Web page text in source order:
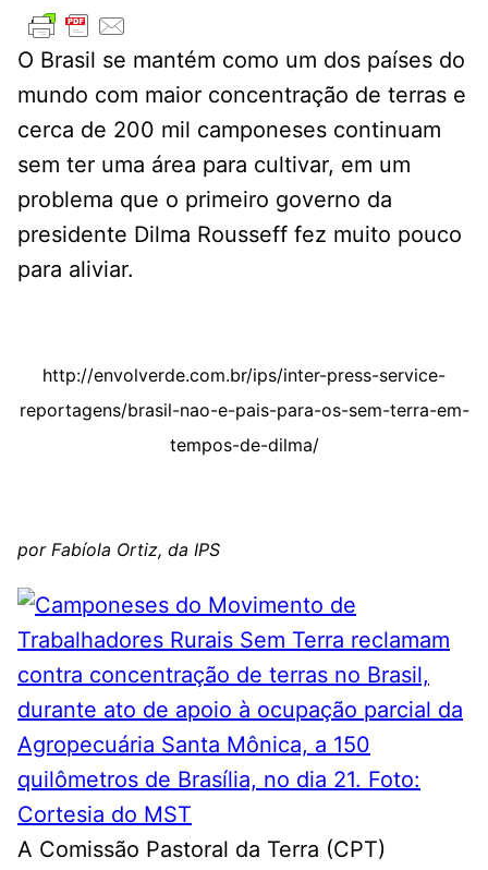
O Brasil se mantém como um dos países do
mundo com maior concentração de terras e
cerca de 200 mil camponeses continuam
sem ter uma área para cultivar, em um
problema que o primeiro governo da
presidente Dilma Rousseff fez muito pouco
para aliviar.
http://envolverde.com.br/ips/inter-press-service-
reportagens/brasil-nao-e-pais-para-os-sem-terra-em-
tempos-de-dilma/
por Fabíola Ortiz, da IPS
A Comissão Pastoral da Terra (CPT)